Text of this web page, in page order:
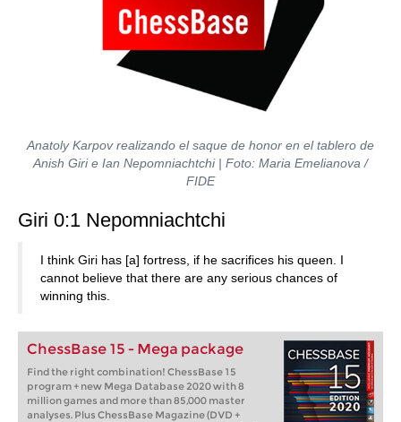
Anatoly Karpov realizando el saque de honor en el tablero de
Anish Giri e Ian Nepomniachtchi | Foto: Maria Emelianova /
FIDE
Giri 0:1 Nepomniachtchi
I think Giri has [a] fortress, if he sacrifices his queen. I
cannot believe that there are any serious chances of
winning this.
ChessBase 15 - Mega package
Find the right combination! ChessBase 15
program + new Mega Database 2020 with 8
million games and more than 85,000 master
analyses. Plus ChessBase Magazine (DVD +